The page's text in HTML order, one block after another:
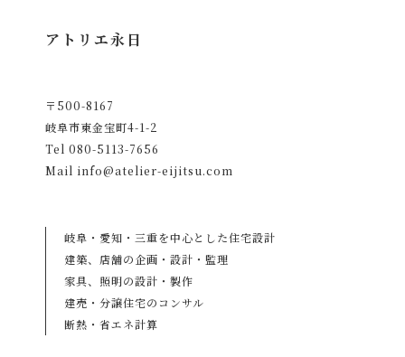
アトリエ永日
〒500-8167
岐阜市東金宝町4-1-2
Tel 080-5113-7656
Mail info@atelier-eijitsu.com
岐阜・愛知・三重を中心とした住宅設計
建築、店舗の企画・設計・監理
家具、照明の設計・製作
建売・分譲住宅のコンサル
断熱・省エネ計算